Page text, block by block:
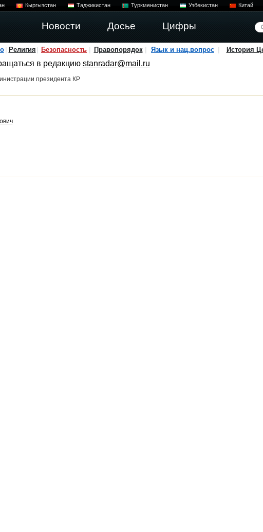
Кыргызстан Таджикистан Туркменистан Узбекистан Китай
Новости Досье Цифры
Религия Безопасность Правопорядок Язык и нац.вопрос История
в редакцию stanradar@mail.ru
президента КР